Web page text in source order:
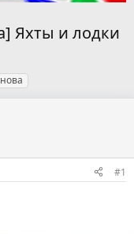
Яхты и лодки
#1